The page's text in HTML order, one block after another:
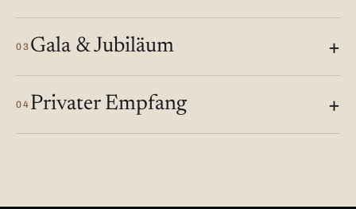
03 Gala & Jubiläum
04 Privater Empfang